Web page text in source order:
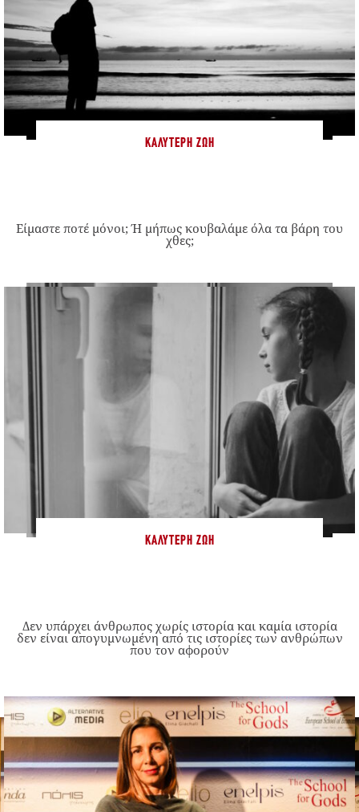
ΚΑΛΎΤΕΡΗ ΖΩΉ
Είμαστε ποτέ μόνοι; Ή μήπως κουβαλάμε όλα τα βάρη του
χθες;
ΚΑΛΎΤΕΡΗ ΖΩΉ
Δεν υπάρχει άνθρωπος χωρίς ιστορία και καμία ιστορία
δεν είναι απογυμνωμένη από τις ιστορίες των ανθρώπων
που τον αφορούν